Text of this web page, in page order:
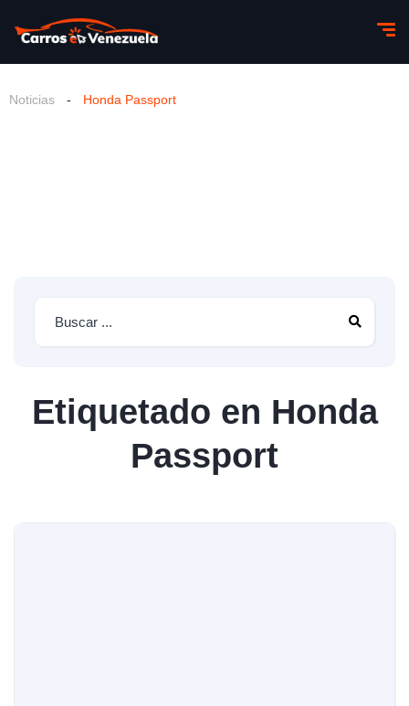
Noticias - Honda Passport
Etiquetado en Honda
Passport